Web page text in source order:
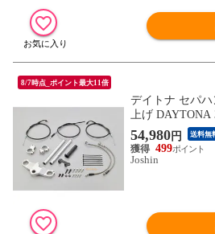
8/7時点_ポイント最大11倍
デイトナ セパハ
上げ DAYTONA
54,980円 送料無
499
Joshin